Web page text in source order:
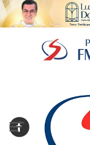
Sair